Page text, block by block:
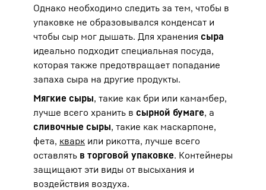
Однако необходимо следить за тем, чтобы в
упаковке не образовывался конденсат и
чтобы сыр мог дышать. Для хранения сыра
идеально подходит специальная посуда,
которая также предотвращает попадание
запаха сыра на другие продукты.
Мягкие сыры, такие как бри или камамбер,
лучше всего хранить в сырной бумаге, а
сливочные сыры, такие как маскарпоне,
фета, кварк или рикотта, лучше всего
оставлять в торговой упаковке. Контейнеры
защищают эти виды от высыхания и
воздействия воздуха.